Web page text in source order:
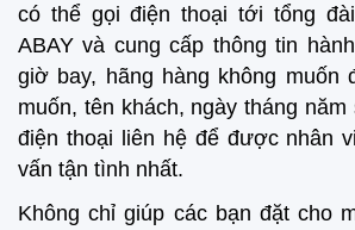
có thể gọi điện thoại tới tổng
ABAY và cung cấp thông tin
giờ bay, hãng hàng không muốn
muốn, tên khách, ngày tháng
điện thoại liên hệ để được nhân
vấn tận tình nhất.
Không chỉ giúp các bạn đặt cho